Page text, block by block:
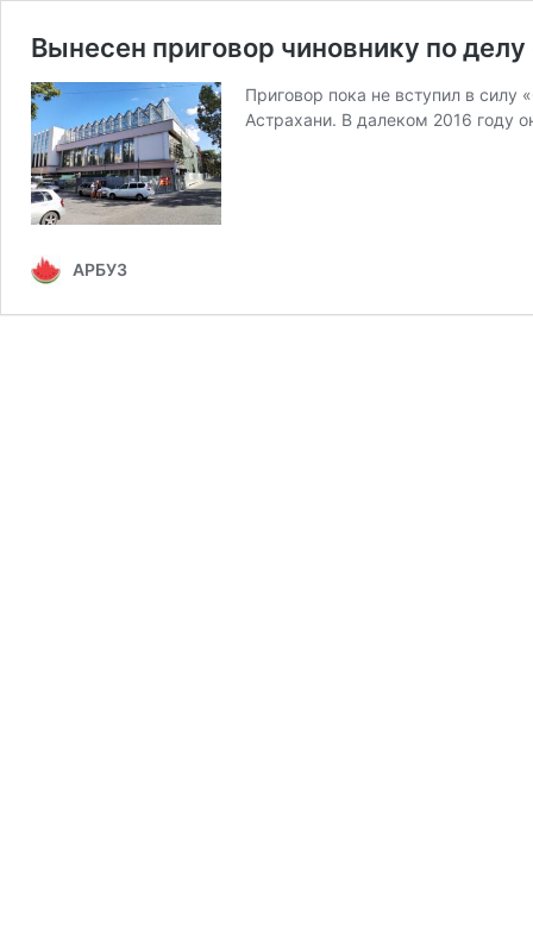
Вынесен приговор чиновнику по
Приговор пока не вступил в
Астрахани. В далеком 2016 году
АРБУЗ